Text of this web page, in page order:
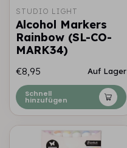
STUDIO LIGHT
Alcohol Markers
Rainbow (SL-CO-
MARK34)
€8,95 Auf Lager
Schnell
hinzufügen